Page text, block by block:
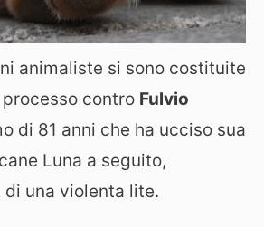
animaliste si sono costituite
contro Fulvio
di 81 anni che ha ucciso sua
Luna a seguito,
una violenta lite.